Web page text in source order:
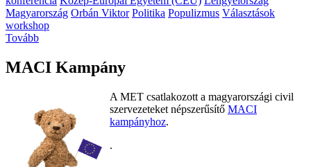
Magyarország Orbán Viktor Politika Populizmus Választások
workshop
Tovább
MACI Kampány
A MET csatlakozott a magyarországi civil
szervezeteket népszerűsítő MACI
kampányhoz.
.